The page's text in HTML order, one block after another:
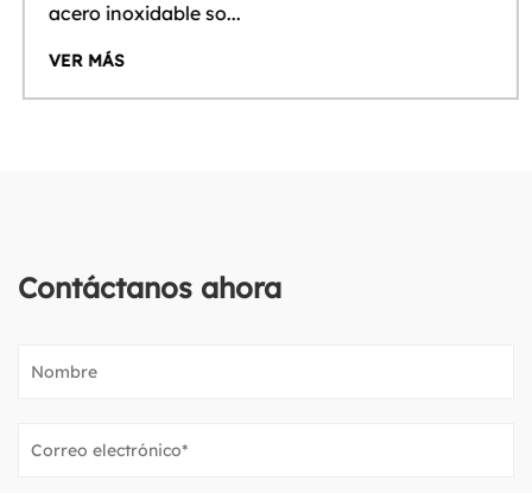
acero inoxidable so...
VER MÁS
Contáctanos ahora